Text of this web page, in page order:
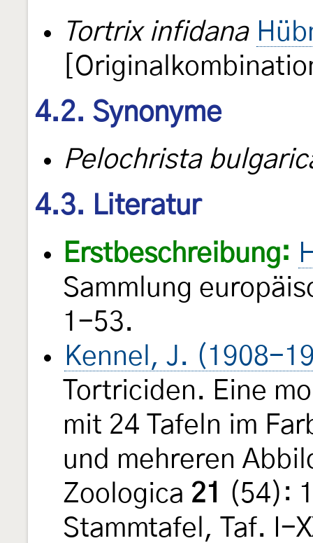
Tortrix infidana
4.2. Synonyme
Pelochrista
4.3. Literatur
Erstbeschreibung:
Sammlung
1-53.
Kennel, J. (1908-
Tortriciden. Eine
mit 24 Tafeln im
und mehreren
Zoologica 21
(54):
Stammtafel, Taf. I-